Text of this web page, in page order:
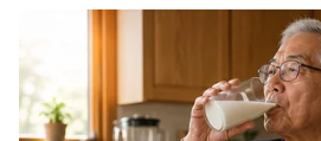
തുടർന്നു. വിപണി വില
നവംബർ 19 - സ്വർണവില
തുടർന്നു. വിപണി വില
നവംബർ 20 - സ്വർണവില